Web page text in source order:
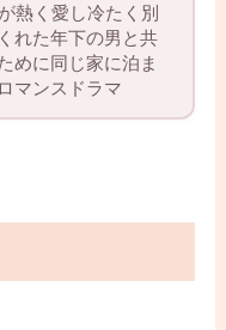
熱く愛し冷たく別
れた年下の男と共
めに同じ家に泊ま
マンスドラマ